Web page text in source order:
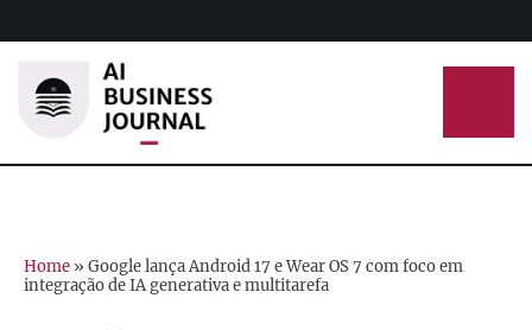
Home » Google lança Android 17 e Wear OS 7 com foco em
integração de IA generativa e multitarefa